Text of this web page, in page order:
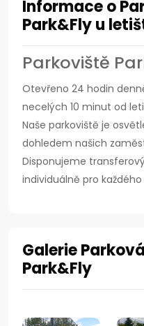
Informace o
Park&Fly u
Parkoviště
Otevřeno 24 hodin
necelých 10 minut od
Naše parkoviště je
dohledem našich
Disponujeme
individuálně pro každého
Galerie
Park&Fly